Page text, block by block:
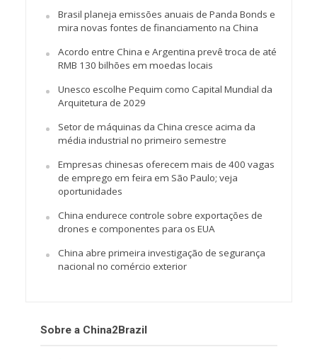
Brasil planeja emissões anuais de Panda Bonds e
mira novas fontes de financiamento na China
Acordo entre China e Argentina prevê troca de até
RMB 130 bilhões em moedas locais
Unesco escolhe Pequim como Capital Mundial da
Arquitetura de 2029
Setor de máquinas da China cresce acima da
média industrial no primeiro semestre
Empresas chinesas oferecem mais de 400 vagas
de emprego em feira em São Paulo; veja
oportunidades
China endurece controle sobre exportações de
drones e componentes para os EUA
China abre primeira investigação de segurança
nacional no comércio exterior
Sobre a China2Brazil